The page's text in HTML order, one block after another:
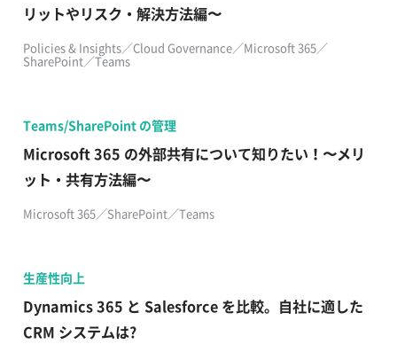
リットやリスク・解決方法編〜
Policies & Insights／Cloud Governance／Microsoft 365／
SharePoint／Teams
Teams/SharePoint の管理
Microsoft 365 の外部共有について知りたい！〜メリ
ット・共有方法編〜
Microsoft 365／SharePoint／Teams
生産性向上
Dynamics 365 と Salesforce を比較。自社に適した
CRM システムは?